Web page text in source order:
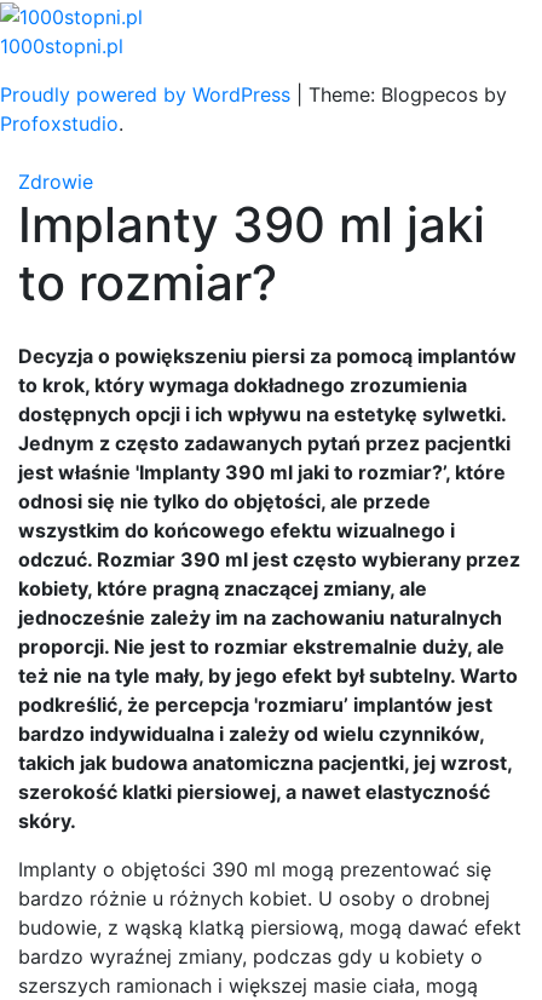
Skip
to
1000stopni.pl
Proudly powered by WordPress
Theme: Blogpecos by
Profoxstudio.
Zdrowie
Implanty 390 ml jaki
to rozmiar?
Decyzja o powiększeniu piersi za pomocą implantów
to krok, który wymaga dokładnego zrozumienia
dostępnych opcji i ich wpływu na estetykę sylwetki.
Jednym z często zadawanych pytań przez pacjentki
jest właśnie 'Implanty 390 ml jaki to rozmiar?’, które
odnosi się nie tylko do objętości, ale przede
wszystkim do końcowego efektu wizualnego i
odczuć. Rozmiar 390 ml jest często wybierany przez
kobiety, które pragną znaczącej zmiany, ale
jednocześnie zależy im na zachowaniu naturalnych
proporcji. Nie jest to rozmiar ekstremalnie duży, ale
też nie na tyle mały, by jego efekt był subtelny. Warto
podkreślić, że percepcja 'rozmiaru’ implantów jest
bardzo indywidualna i zależy od wielu czynników,
takich jak budowa anatomiczna pacjentki, jej wzrost,
szerokość klatki piersiowej, a nawet elastyczność
skóry.
Implanty o objętości 390 ml mogą prezentować się
bardzo różnie u różnych kobiet. U osoby o drobnej
budowie, z wąską klatką piersiową, mogą dawać efekt
bardzo wyraźnej zmiany, podczas gdy u kobiety o
szerszych ramionach i większej masie ciała, mogą